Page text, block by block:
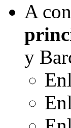
A
y